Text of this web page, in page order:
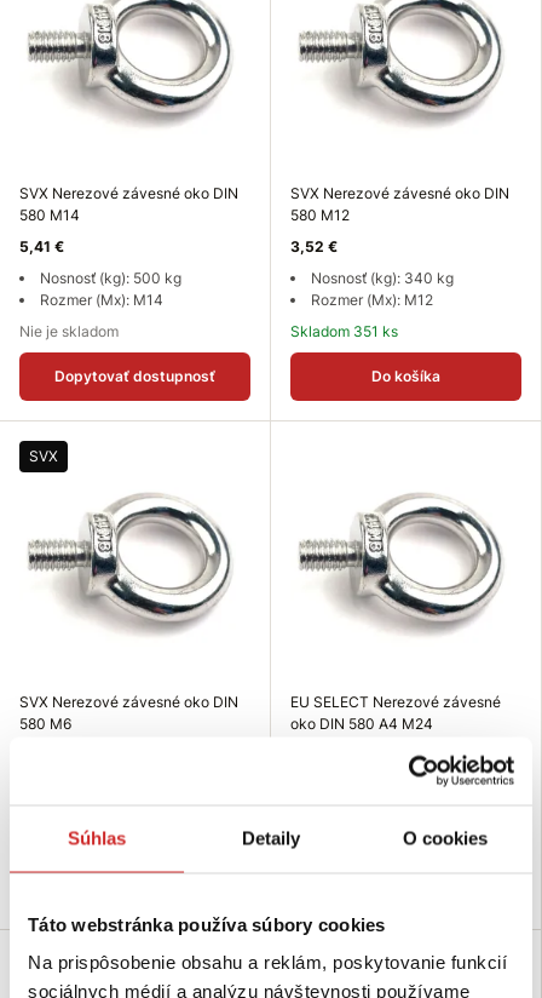
Súhlas Detaily O cookies
Táto webstránka používa súbory cookies
Na prispôsobenie obsahu a reklám, poskytovanie funkcií
sociálnych médií a analýzu návštevnosti používame
SVX Nerezové závesné oko DIN
580 M14
5,41 €
Nosnosť (kg): 500 kg
Rozmer (Mx): M14
Nie je skladom
Dopytovať dostupnosť
SVX Nerezové závesné oko DIN
580 M12
3,52 €
Nosnosť (kg): 340 kg
Rozmer (Mx): M12
Skladom 351 ks
Do košíka
SVX
SVX Nerezové závesné oko DIN
580 M6
Nie je skladom
EU SELECT Nerezové závesné
oko DIN 580 A4 M24
Nosnosť (kg): 1800 kg